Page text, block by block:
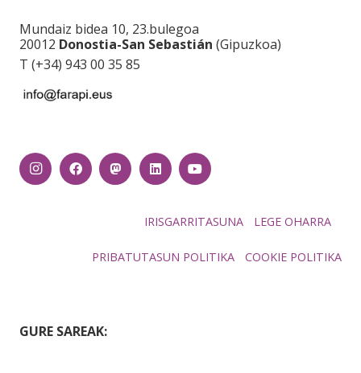
Mundaiz bidea 10, 23.bulegoa
20012 Donostia-San Sebastián (Gipuzkoa)
T (+34) 943 00 35 85
IRISGARRITASUNA LEGE OHARRA
PRIBATUTASUN POLITIKA COOKIE POLITIKA
GURE SAREAK: